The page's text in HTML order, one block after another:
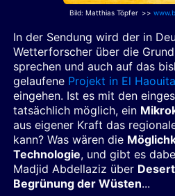
Bild: Matthias Töpfer >>
In der Sendung wird der in
Wetterforscher über die
sprechen und auch auf das
gelaufene Projekt in El
eingehen. Ist es mit den
tatsächlich möglich, ein
aus eigener Kraft das
kann? Was wären die
Technologie, und gibt es
Madjid Abdellaziz über
Begrünung der Wüsten...